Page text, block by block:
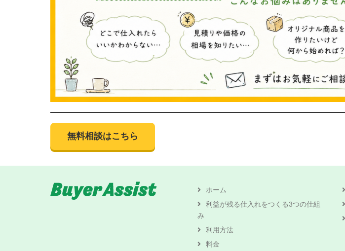
無料相談はこちら
ホーム
利益が残る仕入れをつくる3つの仕組
み
利用方法
料金